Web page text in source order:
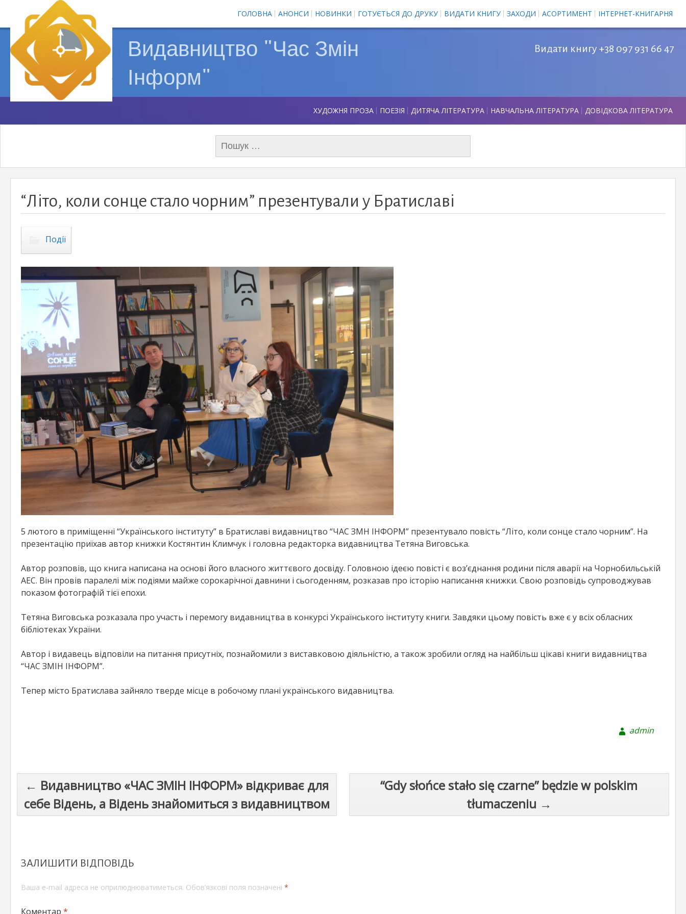
ГОЛОВНА АНОНСИ НОВИНКИ ГОТУЄТЬСЯ ДО ДРУКУ ВИДАТИ КНИГУ ЗАХОДИ АСОРТИМЕНТ ІНТЕРНЕТ-КНИГАРНЯ
Видавництво "Час Змін
Інформ"
Видати книгу +38 097 931 66 47
ХУДОЖНЯ ПРОЗА ПОЕЗІЯ ДИТЯЧА ЛІТЕРАТУРА НАВЧАЛЬНА ЛІТЕРАТУРА ДОВІДКОВА ЛІТЕРАТУРА
“Літо, коли сонце стало чорним” презентували у Братиславі
Події
5 лютого в приміщенні “Українського інституту” в Братиславі видавництво “ЧАС ЗМН ІНФОРМ” презентувало повість “Літо, коли сонце стало чорним”. На
презентацію приїхав автор книжки Костянтин Климчук і головна редакторка видавництва Тетяна Виговська.
Автор розповів, що книга написана на основі його власного життєвого досвіду. Головною ідеєю повісті є воз’єднання родини після аварії на Чорнобильській
АЕС. Він провів паралелі між подіями майже сорокарічної давнини і сьогоденням, розказав про історію написання книжки. Свою розповідь супроводжував
показом фотографій тієї епохи.
Тетяна Виговська розказала про участь і перемогу видавництва в конкурсі Українського інституту книги. Завдяки цьому повість вже є у всіх обласних
бібліотеках України.
Автор і видавець відповіли на питання присутніх, познайомили з виставковою діяльністю, а також зробили огляд на найбільш цікаві книги видавництва
“ЧАС ЗМІН ІНФОРМ”.
Тепер місто Братислава зайняло тверде місце в робочому плані українського видавництва.
admin
Post
navigation
“Gdy słońce stało się czarne” będzie w polskim
tłumaczeniu →
← Видавництво «ЧАС ЗМІН ІНФОРМ» відкриває для
себе Відень, а Відень знайомиться з видавництвом
ЗАЛИШИТИ ВІДПОВІДЬ
Ваша e-mail адреса не оприлюднюватиметься. Обов’язкові поля позначені *
Коментар *